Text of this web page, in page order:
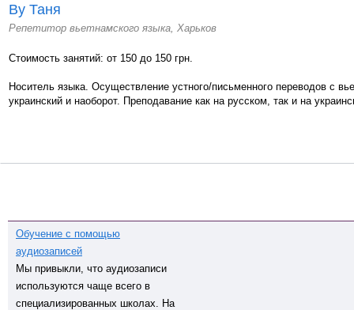
Ву Таня
Репетитор вьетнамского языка, Харьков
Стоимость занятий: от 150 до 150 грн.
Носитель языка. Осуществление устного/письменного переводов с
украинский и наоборот. Преподавание как на русском, так и на
Обучение с помощью
аудиозаписей
Мы привыкли, что аудиозаписи
используются чаще всего в
специализированных школах. На